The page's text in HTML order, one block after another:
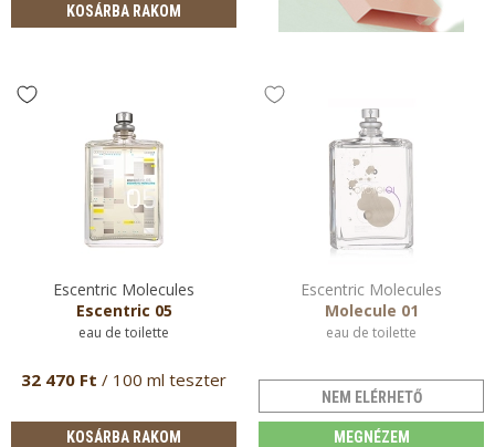
KOSÁRBA RAKOM
Escentric Molecules
Escentric 05
eau de toilette
32 470 Ft / 100 ml teszter
KOSÁRBA RAKOM
Escentric Molecules
Molecule 01
eau de toilette
NEM ELÉRHETŐ
MEGNÉZEM